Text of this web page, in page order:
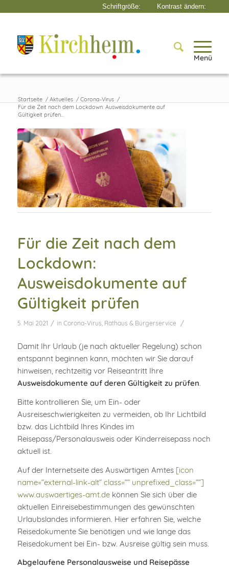
Menü
Startseite / Aktuelles / Corona-Virus /
Für die Zeit nach dem Lockdown: Ausweisdokumente auf
Gültigkeit prüfen...
Für die Zeit nach dem
Lockdown:
Ausweisdokumente auf
Gültigkeit prüfen
5. Mai 2021 / in Corona-Virus, Rathaus & Bürgerservice /
Damit Ihr Urlaub (je nach aktueller Regelung) schon
entspannt beginnen kann, möchten wir Sie darauf
hinweisen, rechtzeitig vor Reiseantritt Ihre
Ausweisdokumente auf deren Gültigkeit zu prüfen.
Bitte kontrollieren Sie, um Ein- oder
Ausreiseschwierigkeiten zu vermeiden, ob Ihr Lichtbild
bzw. das Lichtbild Ihres Kindes im
Reisepass/Personalausweis oder Kinderreisepass noch
aktuell ist.
Auf der Internetseite des Auswärtigen Amtes [icon
name=“external-link-alt“ class=““ unprefixed_class=““]
www.auswaertiges-amt.dekönnen Sie sich über die
aktuellen Einreisebestimmungen des gewünschten
Urlaubslandes informieren. Hier erfahren Sie, welche
Reisedokumente Sie benötigen und wie lange das
Reisedokument bei Ein- bzw. Ausreise gültig sein muss.
Abgelaufene Personalausweise und Reisepässe